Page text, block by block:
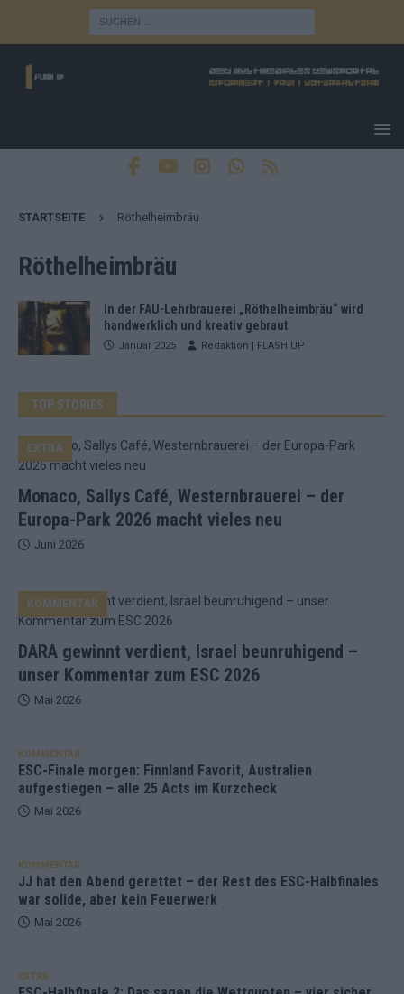
STARTSEITE Röthelheimbräu
Röthelheimbräu
In der FAU-Lehrbrauerei „Röthelheimbräu“ wird
handwerklich und kreativ gebraut
Januar 2025 Redaktion | FLASH UP
TOP STORIES
Monaco, Sallys Café, Westernbrauerei – der
Europa-Park 2026 macht vieles neu
EXTRA
Juni 2026
DARA gewinnt verdient, Israel beunruhigend –
unser Kommentar zum ESC 2026
KOMMENTAR
Mai 2026
KOMMENTAR
ESC-Finale morgen: Finnland Favorit, Australien
aufgestiegen – alle 25 Acts im Kurzcheck
Mai 2026
KOMMENTAR
JJ hat den Abend gerettet – der Rest des ESC-Halbfinales
war solide, aber kein Feuerwerk
Mai 2026
EXTRA